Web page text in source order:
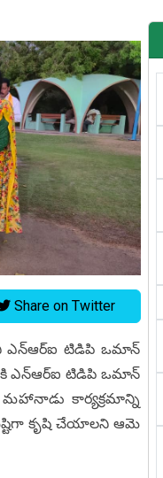
Share on Twitter
ఎన్ఆర్ఐ టిడిపి ఒమాన్
ఎన్ఆర్ఐ టిడిపి ఒమాన్
కార్యక్రమాన్ని
కృషి చేయాలని ఆమె